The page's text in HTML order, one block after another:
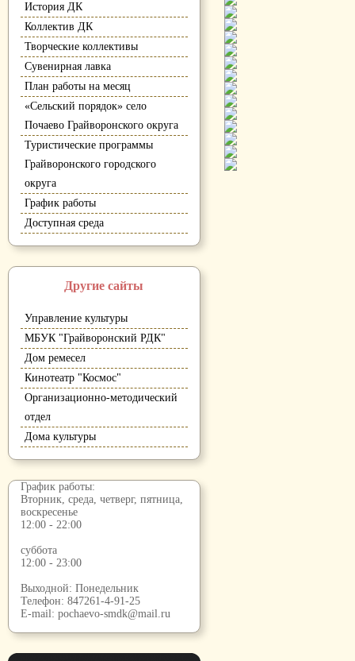
История ДК
Коллектив ДК
Творческие коллективы
Сувенирная лавка
План работы на месяц
«Сельский порядок» село
Почаево Грайворонского округа
Туристические программы
Грайворонского городского
округа
График работы
Доступная среда
Другие сайты
Управление культуры
МБУК "Грайворонский РДК"
Дом ремесел
Кинотеатр "Космос"
Организационно-методический
отдел
Дома культуры
График работы:
Вторник, среда, четверг, пятница,
воскресенье
12:00 - 22:00
суббота
12:00 - 23:00
Выходной: Понедельник
Телефон: 847261-4-91-25
E-mail: pochaevo-smdk@mail.ru